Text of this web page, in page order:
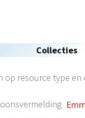
Collecties
op resource type en